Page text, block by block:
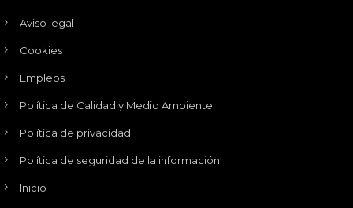
Aviso legal
Cookies
Empleos
Política de Calidad y Medio Ambiente
Política de privacidad
Política de seguridad de la información
Inicio